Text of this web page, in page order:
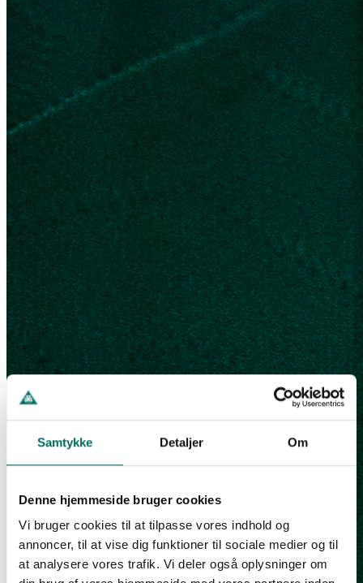
Samtykke Detaljer Om
Denne hjemmeside bruger cookies
Vi bruger cookies til at tilpasse vores indhold og
annoncer, til at vise dig funktioner til sociale medier og til
at analysere vores trafik. Vi deler også oplysninger om